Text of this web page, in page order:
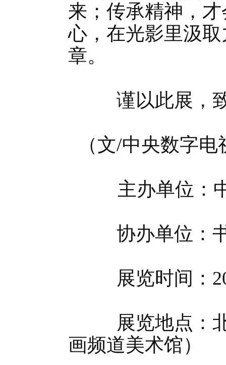
来；传承精神，
心，在光影里汲
章。
谨以此展，致
（文/中央数字电
主办单位：中
协办单位：书
展览时间：
展览地点：北
画频道美术馆）